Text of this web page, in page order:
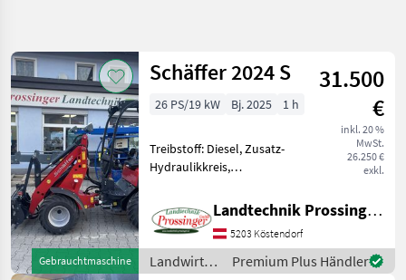
Gebrauchtmaschine
Schäffer 2024 S
31.500
€
inkl. 20 %
MwSt.
26.250 €
exkl.
26 PS/19 kW Bj. 2025 1 h
Treibstoff: Diesel, Zusatz-
Hydraulikkreis,
hydr. Geräteverriegelung
Schäffer 2024S mit
Fahrerschutzdach - 3
Zylinder Kubota mit 25PS
ohne Abgasna
Landtechnik Prossinger GmbH
5203 Köstendorf
Landwirtsch.
Premium Plus Händler